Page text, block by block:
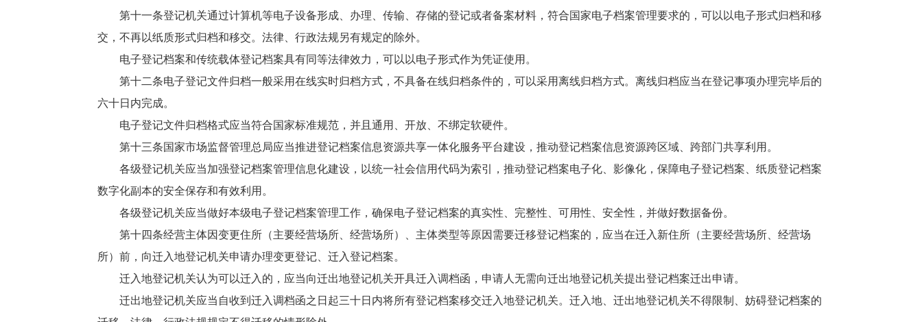
第十一条登记机关通过计算机等电子设备形成、办理、传输、存储的登记或者备案材料，符合国家电子档案管理要求的，可以以电子形式归档和移
交，不再以纸质形式归档和移交。法律、行政法规另有规定的除外。
电子登记档案和传统载体登记档案具有同等法律效力，可以以电子形式作为凭证使用。
第十二条电子登记文件归档一般采用在线实时归档方式，不具备在线归档条件的，可以采用离线归档方式。离线归档应当在登记事项办理完毕后的
六十日内完成。
电子登记文件归档格式应当符合国家标准规范，并且通用、开放、不绑定软硬件。
第十三条国家市场监督管理总局应当推进登记档案信息资源共享一体化服务平台建设，推动登记档案信息资源跨区域、跨部门共享利用。
各级登记机关应当加强登记档案管理信息化建设，以统一社会信用代码为索引，推动登记档案电子化、影像化，保障电子登记档案、纸质登记档案
数字化副本的安全保存和有效利用。
各级登记机关应当做好本级电子登记档案管理工作，确保电子登记档案的真实性、完整性、可用性、安全性，并做好数据备份。
第十四条经营主体因变更住所（主要经营场所、经营场所）、主体类型等原因需要迁移登记档案的，应当在迁入新住所（主要经营场所、经营场
所）前，向迁入地登记机关申请办理变更登记、迁入登记档案。
迁入地登记机关认为可以迁入的，应当向迁出地登记机关开具迁入调档函，申请人无需向迁出地登记机关提出登记档案迁出申请。
迁出地登记机关应当自收到迁入调档函之日起三十日内将所有登记档案移交迁入地登记机关。迁入地、迁出地登记机关不得限制、妨碍登记档案的